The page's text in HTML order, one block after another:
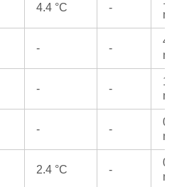
4.4 °C -
- -
- -
- -
2.4 °C -